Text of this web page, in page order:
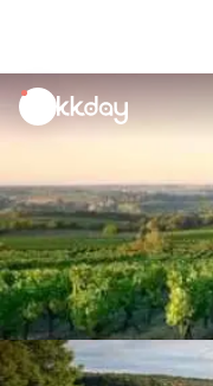
unread
notifications